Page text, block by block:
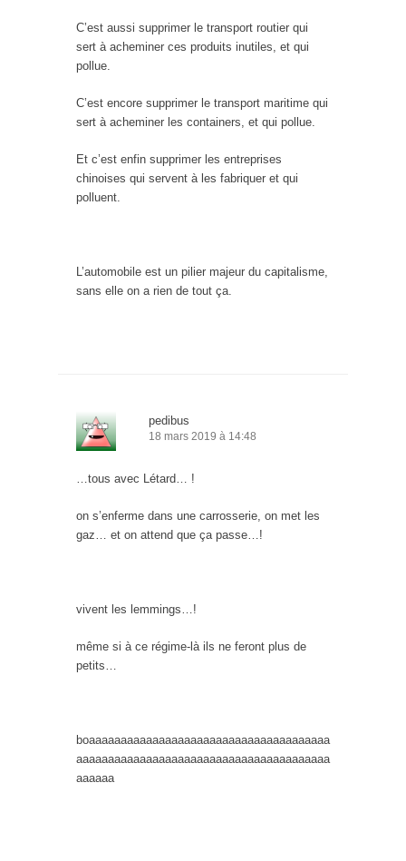
C’est aussi supprimer le transport routier qui
sert à acheminer ces produits inutiles, et qui
pollue.
C’est encore supprimer le transport maritime qui
sert à acheminer les containers, et qui pollue.
Et c’est enfin supprimer les entreprises
chinoises qui servent à les fabriquer et qui
polluent.
L’automobile est un pilier majeur du capitalisme,
sans elle on a rien de tout ça.
pedibus
18 mars 2019 à 14:48
…tous avec Létard… !
on s’enferme dans une carrosserie, on met les
gaz… et on attend que ça passe…!
vivent les lemmings…!
même si à ce régime-là ils ne feront plus de
petits…
boaaaaaaaaaaaaaaaaaaaaaaaaaaaaaaaaaaaaaa
aaaaaaaaaaaaaaaaaaaaaaaaaaaaaaaaaaaaaaaa
aaaaaa